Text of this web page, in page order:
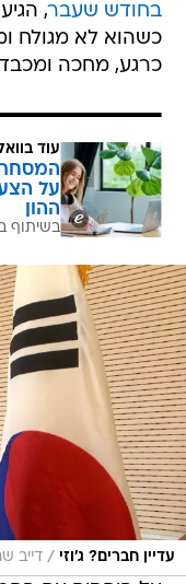
בחודש שעבר,
כשהוא לא מגולח
כרגע, מחכה
עוד
המסחר
על
ההון
בשיתוף
עדיין חברים? ג'וזי / דייב